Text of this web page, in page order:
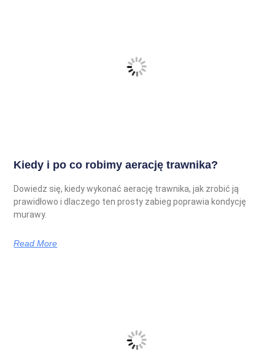
Kiedy i po co robimy aerację trawnika?
Dowiedz się, kiedy wykonać aerację trawnika, jak zrobić ją
prawidłowo i dlaczego ten prosty zabieg poprawia kondycję
murawy.
Read More